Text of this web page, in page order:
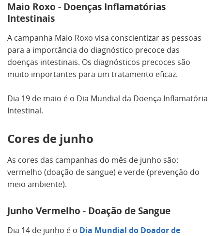
Maio Roxo - Doenças Inflamatórias
Intestinais
A campanha Maio Roxo visa conscientizar as pessoas
para a importância do diagnóstico precoce das
doenças intestinais. Os diagnósticos precoces são
muito importantes para um tratamento eficaz.
Dia 19 de maio é o Dia Mundial da Doença Inflamatória
Intestinal.
Cores de junho
As cores das campanhas do mês de junho são:
vermelho (doação de sangue) e verde (prevenção do
meio ambiente).
Junho Vermelho - Doação de Sangue
Dia 14 de junho é o Dia Mundial do Doador de